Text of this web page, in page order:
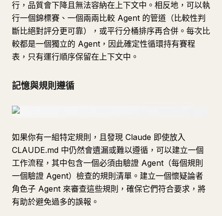
行，品質會下降且無法容納在上下文中。相反地，可以執
行一個錦標賽、一個兩兩比較 Agent 的管道（比較性判
斷比絕對評分更可靠），或平行分桶排序再合併。每次比
較都是一個獨立的 Agent，因此確定性循環持有賽程
表，只有運行順序保留在上下文中。
記憶與規則遵循
如果你有一組特定規則，且發現 Claude 即使放入
CLAUDE.md 中仍然會遺漏或難以遵循，可以建立一個
工作流程，其中包含一個必須由驗證 Agent（每個規則
一個驗證 Agent）檢查的規則清單。建立一個懷疑論者
角色子 Agent 來審查這些規則，確保它們符合要求，將
有助於避免過多的誤報。